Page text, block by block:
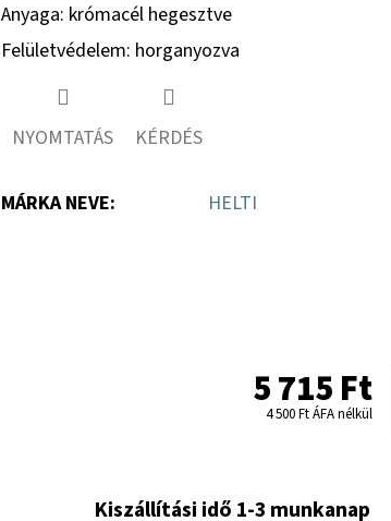
Anyaga: krómacél hegesztve
Felületvédelem: horganyozva
NYOMTATÁS KÉRDÉS
MÁRKA NEVE: HELTI
5 715 Ft
4 500 Ft ÁFA nélkül
Kiszállítási idő 1-3 munkanap